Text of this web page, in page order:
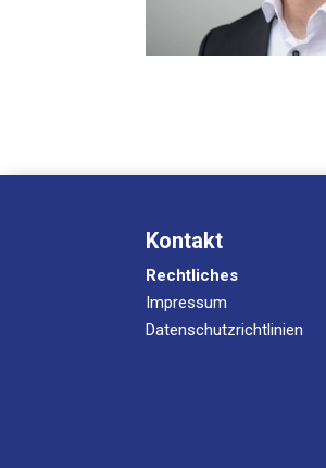
Kon­takt
Recht­li­ches
Impressum
Datenschutzrichtlinien